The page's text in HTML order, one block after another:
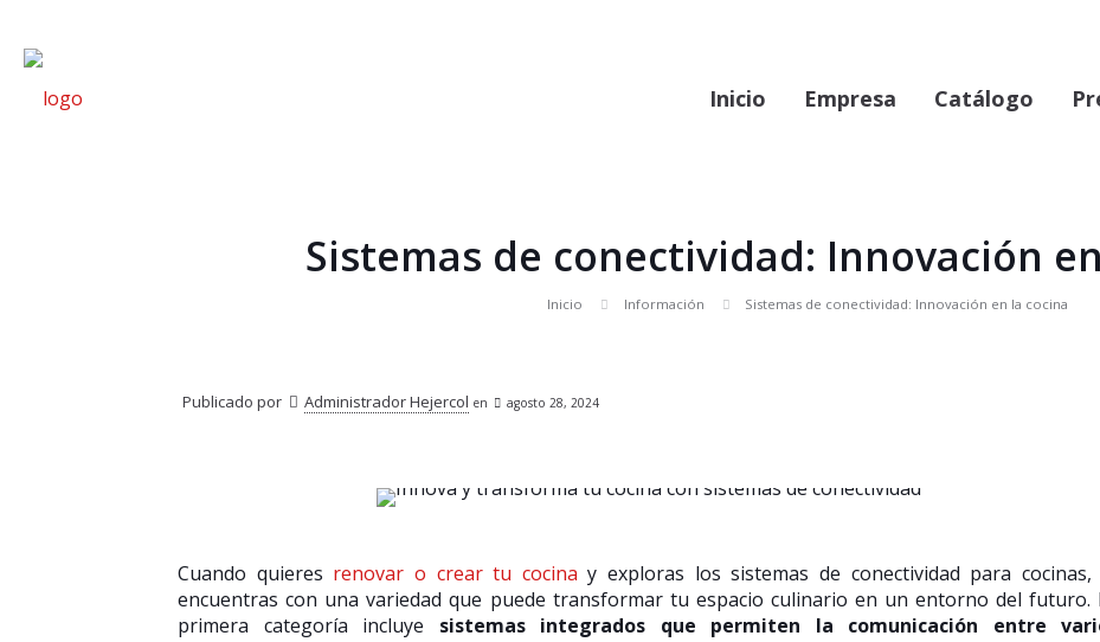
Inicio Empresa Catálogo
Sistemas de conectividad: Innovación
Inicio Información Sistemas de conectividad: Innovación en la cocina
Publicado por Administrador Hejercol en agosto 28, 2024
Cuando quieres renovar o crear tu cocina y exploras los sistemas de conectividad para cocinas,
encuentras con una variedad que puede transformar tu espacio culinario en un entorno del futuro.
primera categoría incluye sistemas integrados que permiten la comunicación entre